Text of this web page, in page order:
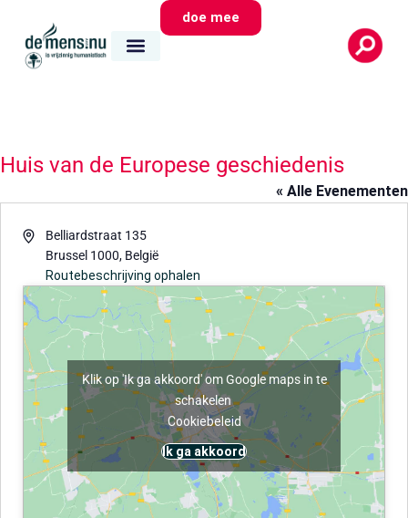
doe mee
Huis van de Europese geschiedenis
« Alle Evenementen
AdresBelliardstraat 135
Brussel 1000, België
Routebeschrijving ophalen
Klik op 'Ik ga akkoord' om Google maps in te
schakelen
Cookiebeleid
Ik ga akkoord